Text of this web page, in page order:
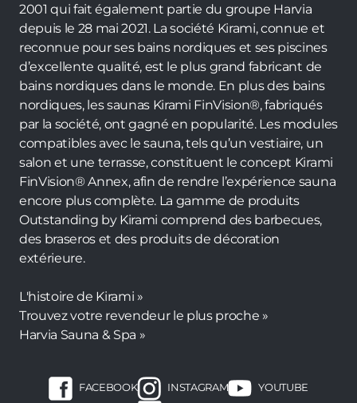
2001 qui fait également partie du groupe Harvia
depuis le 28 mai 2021. La société Kirami, connue et
reconnue pour ses bains nordiques et ses piscines
d’excellente qualité, est le plus grand fabricant de
bains nordiques dans le monde. En plus des bains
nordiques, les saunas Kirami FinVision®, fabriqués
par la société, ont gagné en popularité. Les modules
compatibles avec le sauna, tels qu’un vestiaire, un
salon et une terrasse, constituent le concept Kirami
FinVision® Annex, afin de rendre l’expérience sauna
encore plus complète. La gamme de produits
Outstanding by Kirami comprend des barbecues,
des braseros et des produits de décoration
extérieure.
L'histoire de Kirami »
Trouvez votre revendeur le plus proche »
Harvia Sauna & Spa »
FACEBOOK INSTAGRAM
YOUTUBE